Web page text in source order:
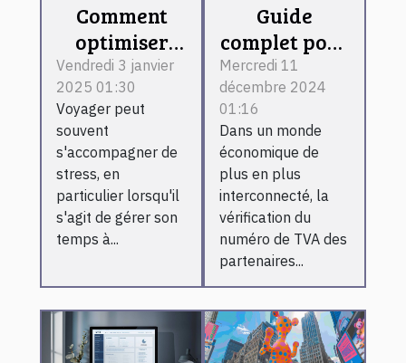
Comment
optimiser
votre temps
à l'aéroport
avec un
service de
voiturier
Vendredi 3 janvier
2025 01:30
Voyager peut
souvent
s'accompagner de
stress, en
particulier lorsqu'il
s'agit de gérer son
temps à...
Guide
complet pour
utiliser un
service de
vérification
de numéro
de TVA en
ligne
Mercredi 11
décembre 2024
01:16
Dans un monde
économique de
plus en plus
interconnecté, la
vérification du
numéro de TVA des
partenaires...